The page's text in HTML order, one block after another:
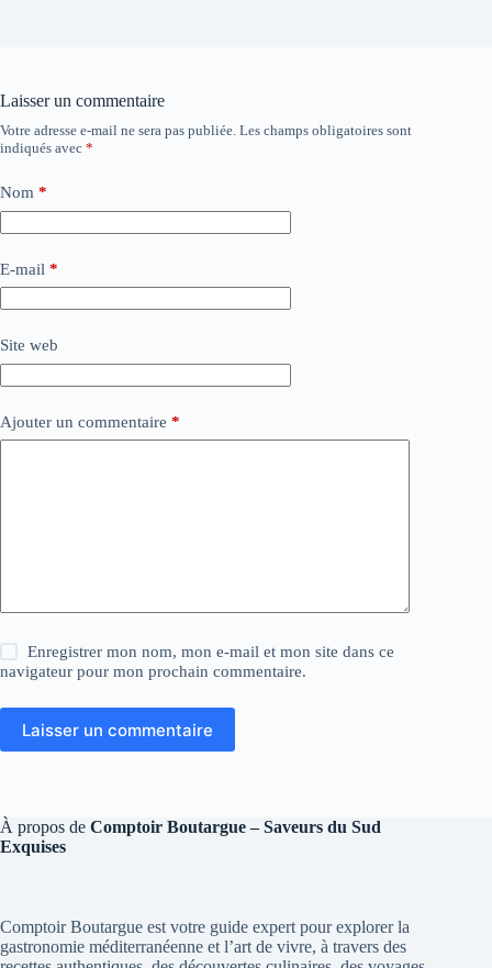
Laisser un commentaire
Votre adresse e-mail ne sera pas publiée. Les champs obligatoires sont
indiqués avec *
Nom *
E-mail *
Site web
Ajouter un commentaire *
Enregistrer mon nom, mon e-mail et mon site dans ce
navigateur pour mon prochain commentaire.
Laisser un commentaire
À propos de Comptoir Boutargue – Saveurs du Sud
Exquises
Comptoir Boutargue est votre guide expert pour explorer la
gastronomie méditerranéenne et l’art de vivre, à travers des